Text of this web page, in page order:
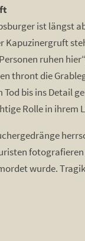
ist längst
Kapuzinergruft
ruhen
thront die
Tod bis ins Detail
Rolle in ihrem
wurde.